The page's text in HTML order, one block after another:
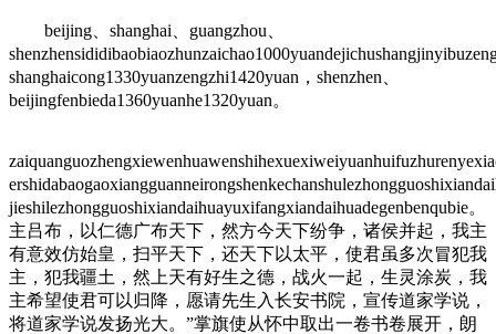
beijing、shanghai、guangzhou、
shanghaicong1330yuanzengzhi1420yuan，shenzhen、
beijingfenbieda1360yuanhe1320yuan。
主吕布，以仁德广布天下，然方今天下纷争，诸侯并起，我主
有意效仿始皇，扫平天下，还天下以太平，使君虽多次冒犯我
主，犯我疆土，然上天有好生之德，战火一起，生灵涂炭，我
主希望使君可以归降，愿请先生入长安书院，宣传道家学说，
将道家学说发扬光大。”掌旗使从怀中取出一卷书卷展开，朗